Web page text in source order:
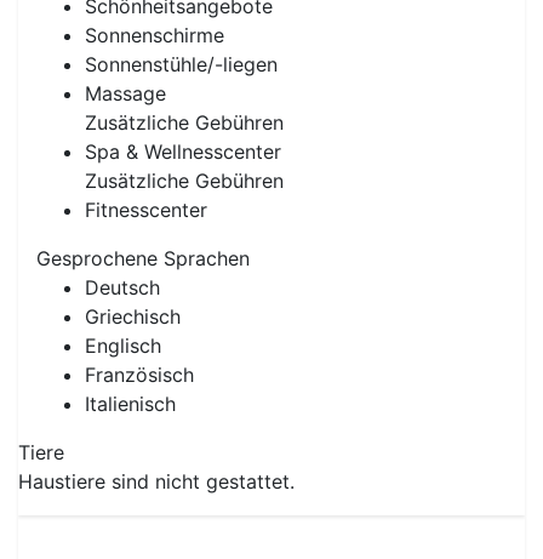
Schönheitsangebote
Sonnenschirme
Sonnenstühle/-liegen
Massage
Zusätzliche Gebühren
Spa & Wellnesscenter
Zusätzliche Gebühren
Fitnesscenter
Gesprochene Sprachen
Deutsch
Griechisch
Englisch
Französisch
Italienisch
Tiere
Haustiere sind nicht gestattet.